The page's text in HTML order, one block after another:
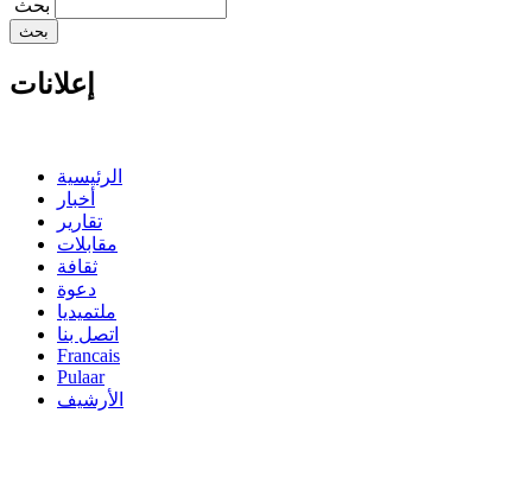
‏بحث ‏
إعلانات
الرئيسية
أخبار
تقارير
مقابلات
ثقافة
دعوة
ملتميديا
اتصل بنا
Francais
Pulaar
الأرشيف